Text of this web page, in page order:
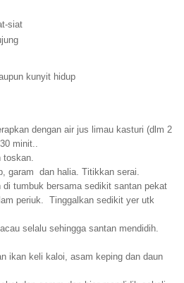
siat
kunyit hidup
dengan air jus limau kasturi (dlm 2
minit..
toskan.
garam dan halia. Titikkan serai.
tumbuk bersama sedikit santan pekat
periuk. Tinggalkan sedikit yer utk
selalu sehingga santan mendidih.
ikan keli kaloi, asam keping dan daun